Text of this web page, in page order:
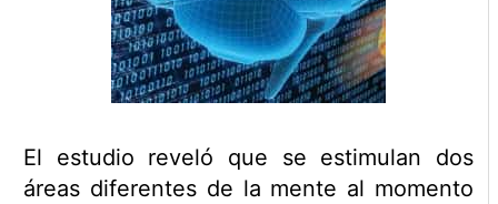
El estudio reveló que se estimulan dos
áreas diferentes de la mente al momento